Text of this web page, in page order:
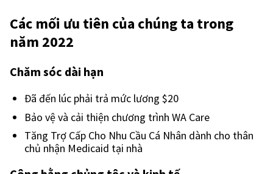
Các mối ưu tiên của chúng ta trong
năm 2022
Chăm sóc dài hạn
Đã đến lúc phải trả mức lương $20
Bảo vệ và cải thiện chương trình WA Care
Tăng Trợ Cấp Cho Nhu Cầu Cá Nhân dành cho thân
chủ nhận Medicaid tại nhà